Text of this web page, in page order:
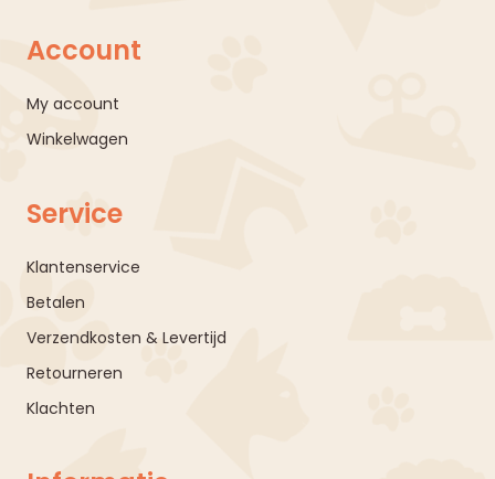
Account
My account
Winkelwagen
Service
Klantenservice
Betalen
Verzendkosten & Levertijd
Retourneren
Klachten